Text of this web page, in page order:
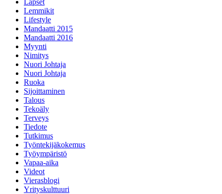
Lemmikit
Lifestyle
Mandaatti 2015
Mandaatti 2016
Myynti
Nimitys
Nuori Johtaja
Nuori Johtaja
Ruoka
Sijoittaminen
Talous
Tekoäly
Terveys
Tiedote
Tutkimus
Työntekijäkokemus
Työympäristö
Vapaa-aika
Videot
Vierasblogi
Yrityskulttuuri